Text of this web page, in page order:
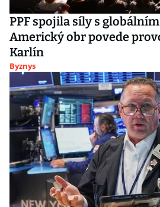
PPF spojila síly s
Americký obr povede
Karlín
Byznys